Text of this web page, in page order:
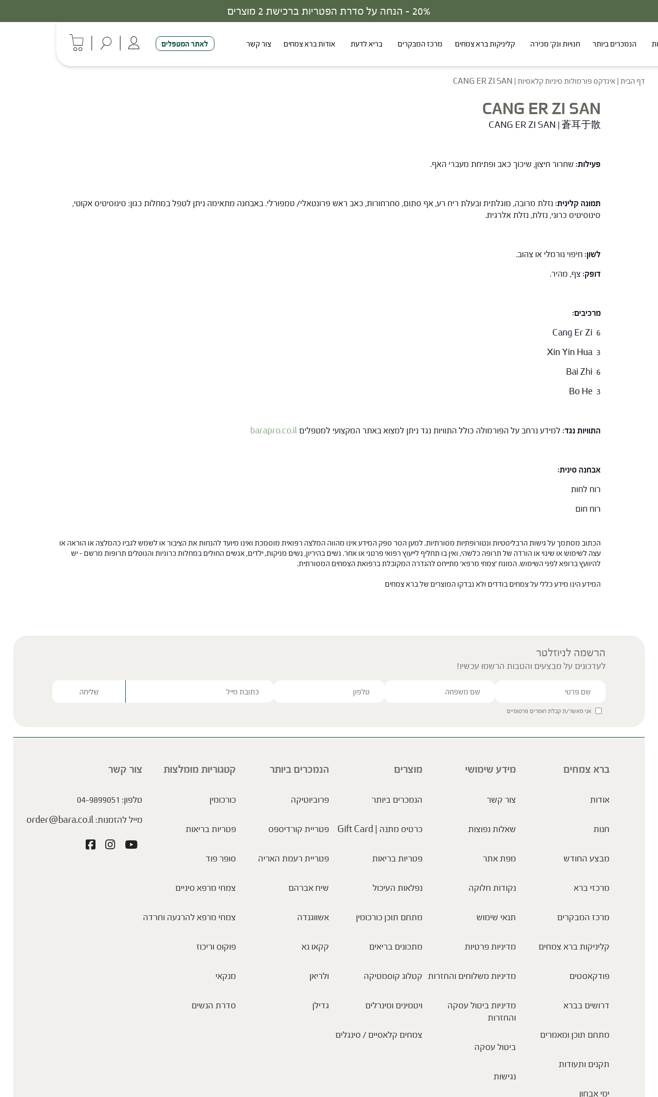
הנמכרים ביותר חנויות ונק' מכירה קליניקות ברא צמחים מרכז המבקרים בריא לדעת אודות ברא צמחים צור קשר לאתר המטפלים
דף הבית | אינדקס פורמולות סיניות קלאסיות |
CANG ER ZI SAN
CANG ER ZI SAN
CANG ER ZI SAN | 蒼耳于散
פעילות: שחרור חיצון, שיכוך כאב ופתיחת מעברי האף.
תמונה קלינית: נזלת מרובה, מוגלתית ובעלת ריח רע, אף סתום, סחרחורות, כאב ראש פרונטאלי/ טמפורלי. באבחנה מתאימה ניתן לטפל במחלות כגון: סינוסיטיס אקוטי,
סינוסיטיס כרוני, נזלת, נזלת אלרגית.
לשון: חיפוי נורמלי או צהוב.
דופק:צף, מהיר.
מרכיבים:
Cang Er Zi 6
Xin Yin Hua 3
Bai Zhi 6
Bo He 3
התוויות נגד: למידע נרחב על הפורמולה כולל התוויות נגד ניתן למצוא באתר המקצועי למטפליםbarapro.co.il
אבחנה סינית:
רוח לחות
רוח חום
הכתוב מסתמך על גישות הרבליסטיות ונטורופתיות מסורתיות. למען הסר ספק המידע אינו מהווה המלצה רפואית מוסמכת ואינו מיועד להנחות את הציבור או לשמש לגביו כהמלצה או הוראה או
עצה לשימוש או שינוי או הורדה של תרופה כלשהי, ואין בו תחליף לייעוץ רפואי פרטני או אחר. נשים בהיריון, נשים מניקות, ילדים, אנשים החולים במחלות כרוניות והנוטלים תרופות מרשם – יש
להיוועץ ברופא לפני השימוש. המונח 'צמחי מרפא' מתייחס להגדרה המקובלת ברפואת הצמחים המסורתית.
המידע הינו מידע כללי על צמחים בודדים ולא נבדקו המוצרים של ברא צמחים
הרשמה לניוזלטר
לעדכונים על מבצעים והטבות הרשמו עכשיו!
אני מאשר/ת קבלת חומרים פרסומיים
ברא צמחים
אודות
חנות
מבצע החודש
מרכזי ברא
מרכז המבקרים
קליניקות ברא צמחים
פודקאסטים
דרושים בברא
מתחם תוכן ומאמרים
תקנים ותעודות
ימי אבחון
מידע שימושי
צור קשר
שאלות נפוצות
מפת אתר
נקודות חלוקה
תנאי שימוש
מדיניות פרטיות
מדיניות משלוחים והחזרות
מדיניות ביטול עסקה
והחזרות
ביטול עסקה
נגישות
מוצרים
הנמכרים ביותר
כרטיס מתנה | Gift Card
פטריות בריאות
נפלאות העיכול
מתחם תוכן כורכומין
מתכונים בריאים
קטלוג קוסמטיקה
ויטמינים ומינרלים
צמחים קלאסיים / סינגלים
הנמכרים ביותר
פרוביוטיקה
פטריית קורדיספס
פטריית רעמת האריה
שיח אברהם
אשווגנדה
קקאו נא
ולריאן
גדילן
קטגוריות מומלצות
כורכומין
פטריות בריאות
סופר פוד
צמחי מרפא סיניים
צמחי מרפא להרגעה וחרדה
פוקוס וריכוז
מנקאי
סדרת הנשים
צור קשר
טלפון: 04-9899051
מייל להזמנות:order@bara.co.il